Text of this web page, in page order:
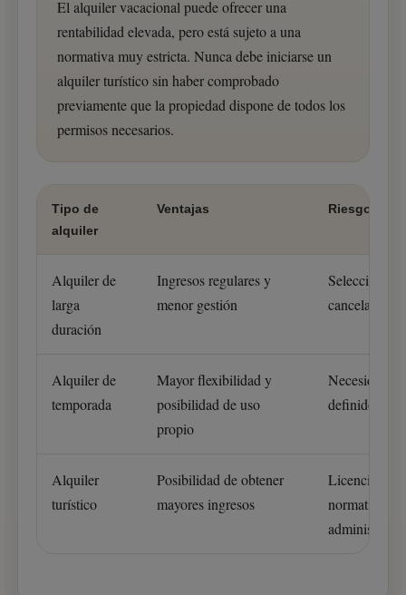
El alquiler vacacional puede ofrecer una
rentabilidad elevada, pero está sujeto a una
normativa muy estricta. Nunca debe iniciarse un
alquiler turístico sin haber comprobado
previamente que la propiedad dispone de todos los
permisos necesarios.
Tipo de
alquiler
Ventajas Riesgos
Alquiler de
larga
duración
Ingresos regulares y
menor gestión
Selección
Alquiler de
temporada
Mayor flexibilidad y
posibilidad de uso
propio
Necesidad
definidos
Alquiler
turístico
Posibilidad de obtener
mayores ingresos
Licencias,
normativa y